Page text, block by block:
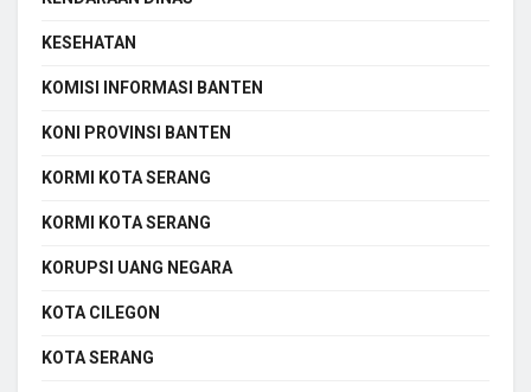
KESEHATAN
KOMISI INFORMASI BANTEN
KONI PROVINSI BANTEN
KORMI KOTA SERANG
KORMI KOTA SERANG
KORUPSI UANG NEGARA
KOTA CILEGON
KOTA SERANG